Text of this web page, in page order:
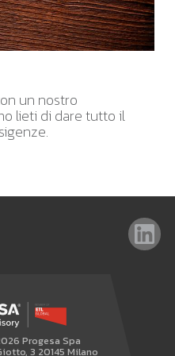
un nostro
lieti di dare tutto il
Progesa Spa
3 20145 Milano